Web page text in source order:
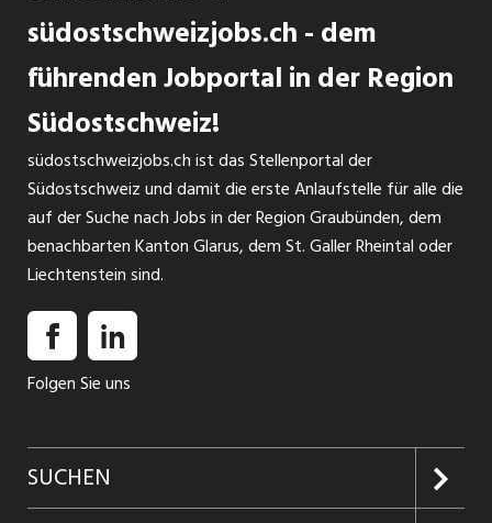
südostschweizjobs.ch - dem
führenden Jobportal in der Region
Südostschweiz!
südostschweizjobs.ch ist das Stellenportal der
Südostschweiz und damit die erste Anlaufstelle für alle die
auf der Suche nach Jobs in der Region Graubünden, dem
benachbarten Kanton Glarus, dem St. Galler Rheintal oder
Liechtenstein sind.
Folgen Sie uns
SUCHEN